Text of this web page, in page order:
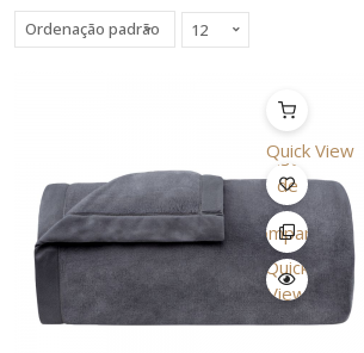
Quick View
Lista
de
Desejo
Comparar
Quick
View